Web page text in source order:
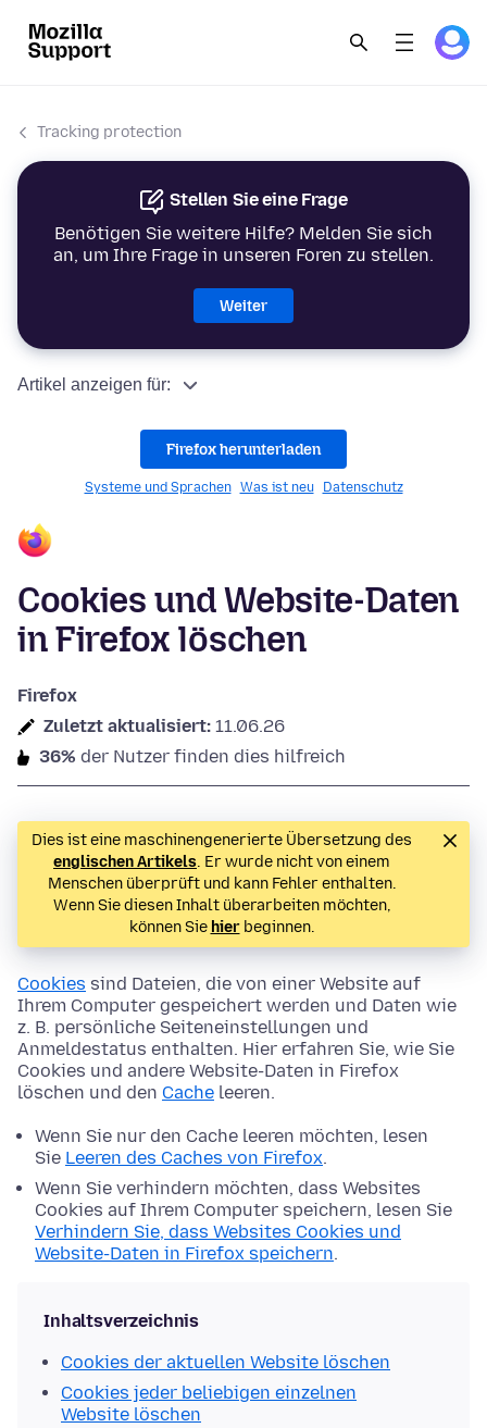
Tracking protection
Stellen Sie eine Frage
Benötigen Sie weitere Hilfe? Melden Sie sich
an, um Ihre Frage in unseren Foren zu stellen.
Weiter
Artikel anzeigen für:
Firefox herunterladen
Systeme und Sprachen Was ist neu Datenschutz
Cookies und Website-Daten
in Firefox löschen
Firefox
Zuletzt aktualisiert: 11.06.26
36% der Nutzer finden dies hilfreich
Dies ist eine maschinengenerierte Übersetzung des
englischen Artikels. Er wurde nicht von einem
Menschen überprüft und kann Fehler enthalten.
Wenn Sie diesen Inhalt überarbeiten möchten,
können Sie hierbeginnen.
Cookies sind Dateien, die von einer Website auf
Ihrem Computer gespeichert werden und Daten wie
z. B. persönliche Seiteneinstellungen und
Anmeldestatus enthalten. Hier erfahren Sie, wie Sie
Cookies und andere Website-Daten in Firefox
löschen und den Cache leeren.
Wenn Sie nur den Cache leeren möchten, lesen
Sie Leeren des Caches von Firefox.
Wenn Sie verhindern möchten, dass Websites
Cookies auf Ihrem Computer speichern, lesen Sie
Verhindern Sie, dass Websites Cookies und
Website-Daten in Firefox speichern.
Inhaltsverzeichnis
Cookies der aktuellen Website löschen
Cookies jeder beliebigen einzelnen
Website löschen